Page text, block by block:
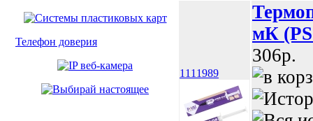
Телефон доверия
1111989
мК
306p.